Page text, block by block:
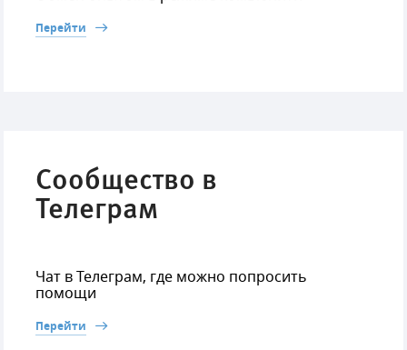
Перейти
Сообщество в
Телеграм
Чат в Телеграм, где можно попросить
помощи
Перейти